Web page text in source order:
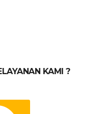
KAMI ?